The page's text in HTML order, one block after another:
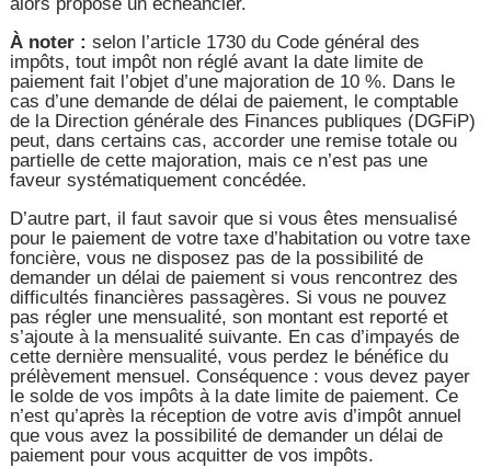
À noter : selon l’article 1730 du Code général des
impôts, tout impôt non réglé avant la date limite de
paiement fait l’objet d’une majoration de 10 %. Dans le
cas d’une demande de délai de paiement, le comptable
de la Direction générale des Finances publiques (DGFiP)
peut, dans certains cas, accorder une remise totale ou
partielle de cette majoration, mais ce n’est pas une
faveur systématiquement concédée.
D’autre part, il faut savoir que si vous êtes mensualisé
pour le paiement de votre taxe d’habitation ou votre taxe
foncière, vous ne disposez pas de la possibilité de
demander un délai de paiement si vous rencontrez des
difficultés financières passagères. Si vous ne pouvez
pas régler une mensualité, son montant est reporté et
s’ajoute à la mensualité suivante. En cas d’impayés de
cette dernière mensualité, vous perdez le bénéfice du
prélèvement mensuel. Conséquence : vous devez payer
le solde de vos impôts à la date limite de paiement. Ce
n’est qu’après la réception de votre avis d’impôt annuel
que vous avez la possibilité de demander un délai de
paiement pour vous acquitter de vos impôts.